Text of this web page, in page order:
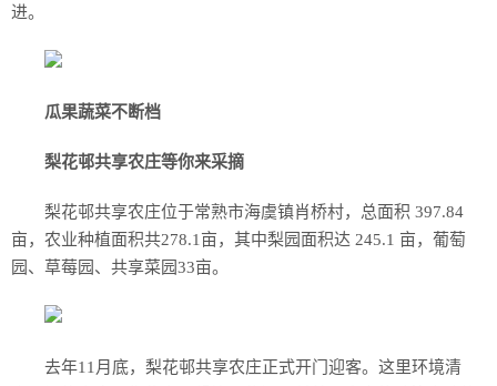
进。
瓜果蔬菜不断档
梨花邨共享农庄等你来采摘
梨花邨共享农庄位于常熟市海虞镇肖桥村，总面积 397.84
亩，农业种植面积共278.1亩，其中梨园面积达 245.1 亩，葡萄
园、草莓园、共享菜园33亩。
去年11月底，梨花邨共享农庄正式开门迎客。这里环境清